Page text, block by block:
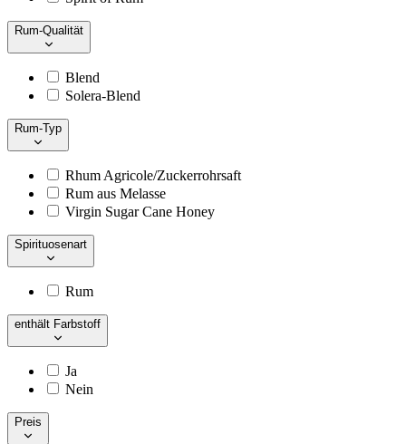
Rum-Qualität
Blend
Solera-Blend
Rum-Typ
Rhum Agricole/Zuckerrohrsaft
Rum aus Melasse
Virgin Sugar Cane Honey
Spirituosenart
Rum
enthält Farbstoff
Ja
Nein
Preis